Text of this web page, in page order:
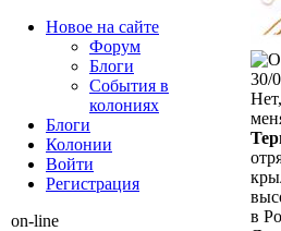
30/
в
Новое на сайте
Форум
Блоги
События в
колониях
Блоги
Колонии
Войти
Peгиcтpaция
on-line